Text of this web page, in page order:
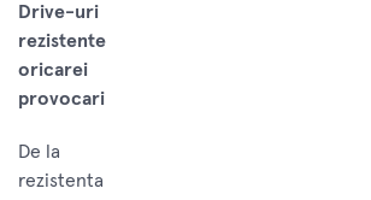
Drive-uri
rezistente
oricarei
provocari
De la
rezistenta